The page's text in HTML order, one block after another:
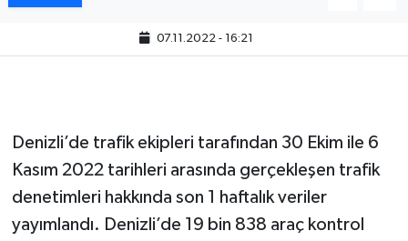
07.11.2022 - 16:21
Denizli’de trafik ekipleri tarafından 30 Ekim ile 6
Kasım 2022 tarihleri arasında gerçekleşen trafik
denetimleri hakkında son 1 haftalık veriler
yayımlandı. Denizli’de 19 bin 838 araç kontrol